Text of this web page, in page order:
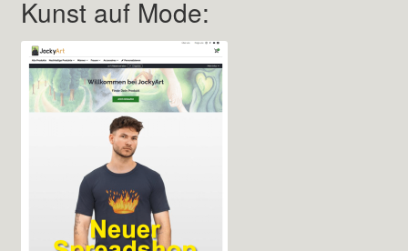
Kunst auf Mode: